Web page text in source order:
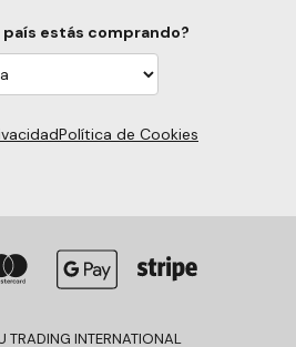
país estás comprando?
Política de Cookies
INTERNATIONAL